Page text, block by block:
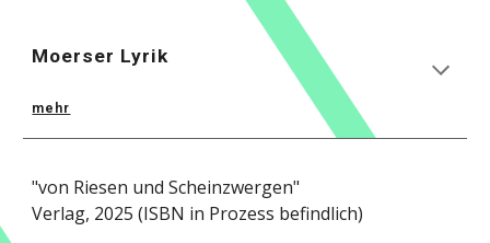
Moerser Lyrik
mehr
"von Riesen und Scheinzwergen"
Verlag, 2025 (ISBN in Prozess befindlich)